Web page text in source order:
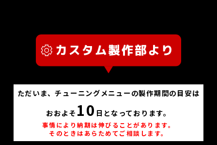
ただいま、チューニングメニューの製作期間の目安は
おおよそ 10 日となっております。
事情により納期は伸びることがあります。
そのときはあらためてご相談します。